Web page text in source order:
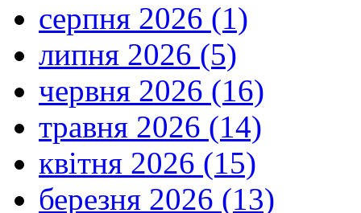
серпня 2026 (1)
липня 2026 (5)
червня 2026 (16)
травня 2026 (14)
квітня 2026 (15)
березня 2026 (13)